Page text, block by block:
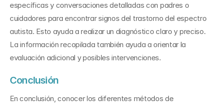
específicas y conversaciones detalladas con padres o
cuidadores para encontrar signos del trastorno del espectro
autista. Esto ayuda a realizar un diagnóstico claro y preciso.
La información recopilada también ayuda a orientar la
evaluación adicional y posibles intervenciones.
Conclusión
En conclusión, conocer los diferentes métodos de